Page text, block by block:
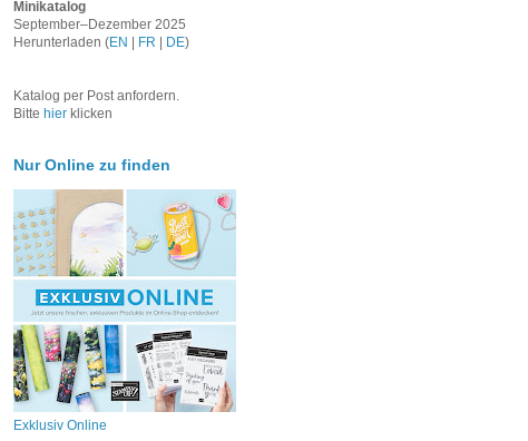
Minikatalog
September–Dezember 2025
Herunterladen (EN FR DE)
Katalog per Post anfordern.
Bitte hier klicken
Nur Online zu finden
Exklusiv Online